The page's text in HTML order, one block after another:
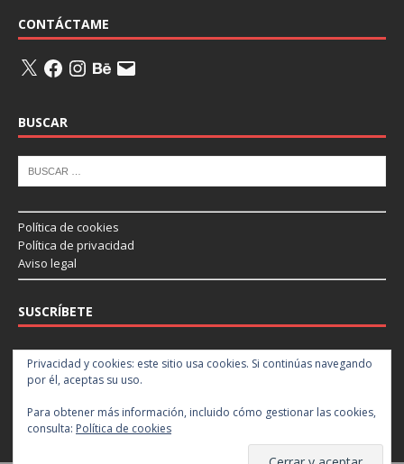
CONTÁCTAME
BUSCAR
Política de cookies
Política de privacidad
Aviso legal
SUSCRÍBETE
Introduce tu correo electrónico para suscribirte a este blog y recibir
notificaciones de nuevas entradas.
Suscribir
Privacidad y cookies: este sitio usa cookies. Si continúas navegando
por él, aceptas su uso.
Para obtener más información, incluido cómo gestionar las cookies,
consulta: Política de cookies